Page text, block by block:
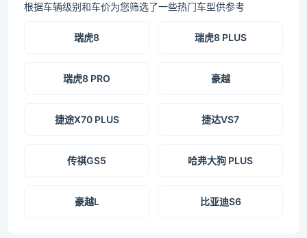
根据车辆级别和车价为您筛选了一些热门车型供参考
瑞虎8 瑞虎8 PLUS
瑞虎8 PRO 豪越
捷途X70 PLUS 捷达VS7
传祺GS5 哈弗大狗 PLUS
豪越L 比亚迪S6